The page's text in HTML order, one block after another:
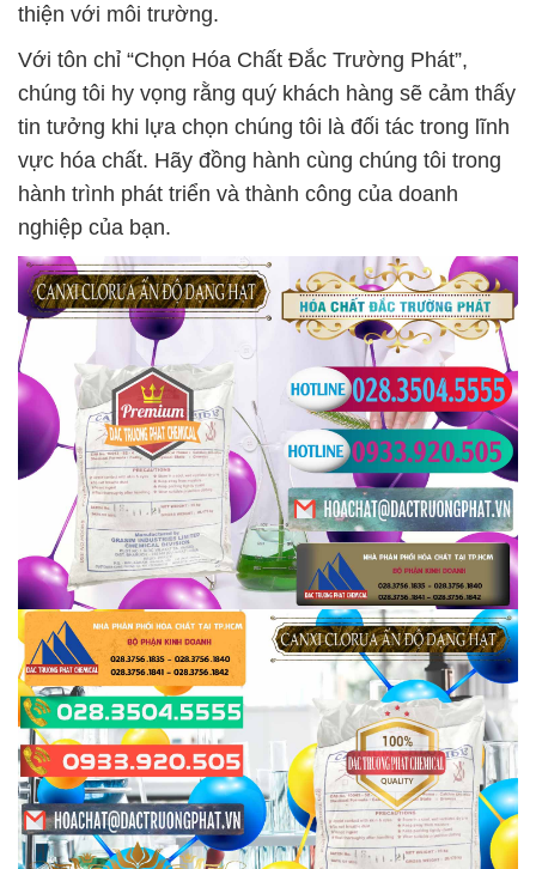
thiện với môi trường.
Với tôn chỉ “Chọn Hóa Chất Đắc Trường Phát”,
chúng tôi hy vọng rằng quý khách hàng sẽ cảm thấy
tin tưởng khi lựa chọn chúng tôi là đối tác trong lĩnh
vực hóa chất. Hãy đồng hành cùng chúng tôi trong
hành trình phát triển và thành công của doanh
nghiệp của bạn.